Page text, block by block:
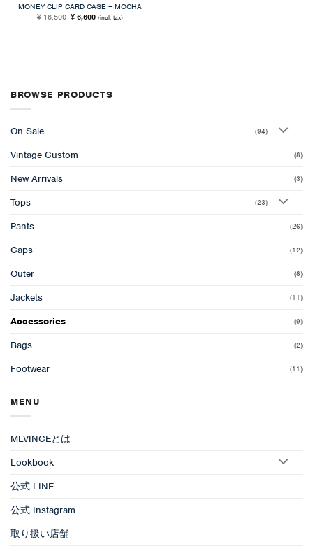
MONEY CLIP CARD CASE – MOCHA
¥16,500 元
の
¥ 6,600現
在
(incl. tax)
BROWSE PRODUCTS
On Sale (94)
Vintage Custom (8)
New Arrivals (3)
Tops (23)
Pants (26)
Caps (12)
Outer (8)
Jackets (11)
Accessories (9)
Bags (2)
Footwear (11)
MENU
MLVINCEとは
Lookbook
公式 LINE
公式 Instagram
取り扱い店舗